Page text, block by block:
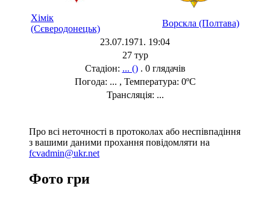
Хімік
(Сєверодонецьк)
Ворскла (Полтава)
23.07.1971. 19:04
27 тур
Стадіон: ... (). 0 глядачів
Погода: ... , Температура: 0ºC
Трансляція: ...
Про всі неточності в протоколах або неспівпадіння
з вашими даними прохання повідомляти на
fcvadmin@ukr.net
Фото гри